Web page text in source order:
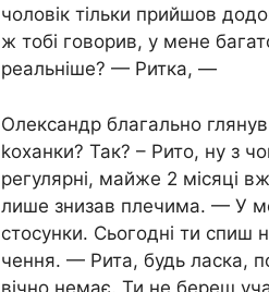
чоловік тільки прийшов
ж тобі говорив, у мене
реальніше? — Ритка, —
Олександр благально
kоханки? Так? – Рито, ну з
регулярні, майже 2 місяці
лише знизав плечима. — У
стосунки. Сьогодні ти спиш
чення. — Рита, будь ласка,
вічно немає. Ти не береш